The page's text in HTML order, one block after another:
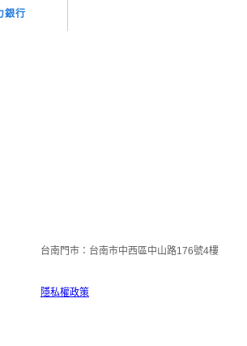
銀行
台南門市：台南市中西區中山路176號4樓
隱私權政策